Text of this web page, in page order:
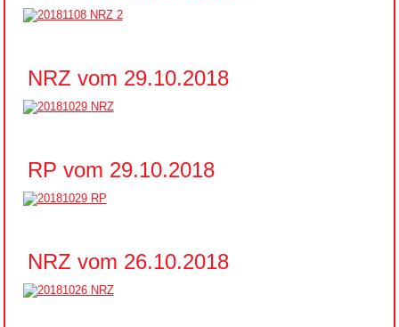
NRZ vom 29.10.2018
RP vom 29.10.2018
NRZ vom 26.10.2018